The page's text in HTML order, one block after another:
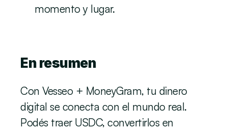
momento y lugar.
En resumen
Con Vesseo + MoneyGram, tu dinero
digital se conecta con el mundo real.
Podés traer USDC, convertirlos en